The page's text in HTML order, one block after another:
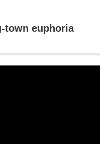
town euphoria